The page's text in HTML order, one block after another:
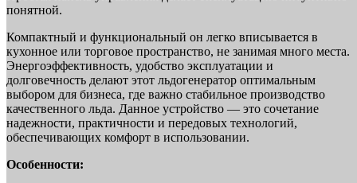
понятной.
Компактный и функциональный он легко вписывается в
кухонное или торговое пространство, не занимая много места.
Энергоэффективность, удобство эксплуатации и
долговечность делают этот льдогенератор оптимальным
выбором для бизнеса, где важно стабильное производство
качественного льда. Данное устройство — это сочетание
надежности, практичности и передовых технологий,
обеспечивающих комфорт в использовании.
Особенности: